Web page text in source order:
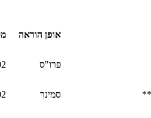
אופן הוראה
פרו"ס
סמינר